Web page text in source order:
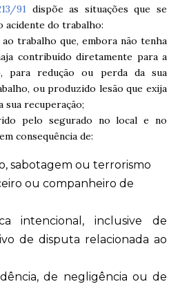
91 dispõe as situações que se
acidente do trabalho:
trabalho que, embora não tenha
contribuído diretamente para a
para redução ou perda da sua
ou produzido lesão que exija
sua recuperação;
pelo segurado no local e no
consequência de:
sabotagem ou terrorismo
ou companheiro de
intencional, inclusive de
de disputa relacionada ao
de negligência ou de